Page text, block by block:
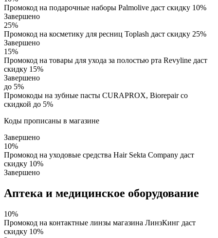
Промокод на подарочные наборы Palmolive даст скидку 10%
Завершено
25%
Промокод на косметику для ресниц Toplash даст скидку 25%
Завершено
15%
Промокод на товары для ухода за полостью рта Revyline даст
скидку 15%
Завершено
до 5%
Промокоды на зубные пасты CURAPROX, Biorepair со
скидкой до 5%
Коды прописаны в магазине
Завершено
10%
Промокод на уходовые средства Hair Sekta Company даст
скидку 10%
Завершено
Аптека и медицинское оборудование
10%
Промокод на контактные линзы магазина ЛинзКинг даст
скидку 10%